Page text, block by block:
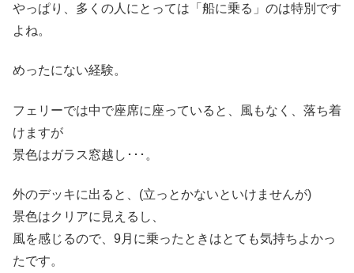
やっぱり、多くの人にとっては「船に乗る」のは特別です
よね。
めったにない経験。
フェリーでは中で座席に座っていると、風もなく、落ち着
けますが
景色はガラス窓越し･･･。
外のデッキに出ると、(立っとかないといけませんが)
景色はクリアに見えるし、
風を感じるので、9月に乗ったときはとても気持ちよかっ
たです。